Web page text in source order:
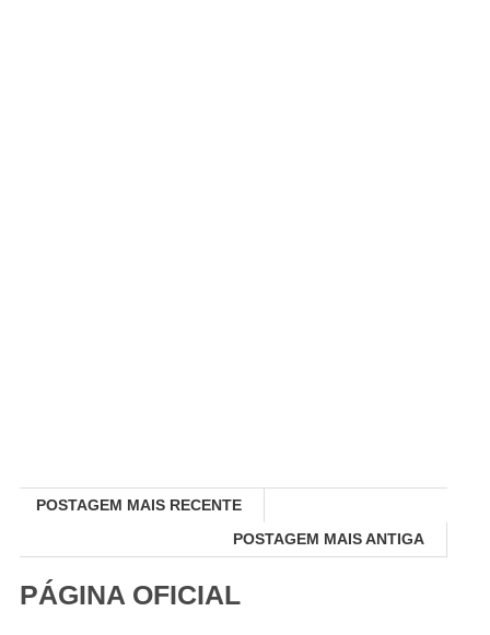
POSTAGEM MAIS RECENTE
POSTAGEM MAIS ANTIGA
PÁGINA OFICIAL